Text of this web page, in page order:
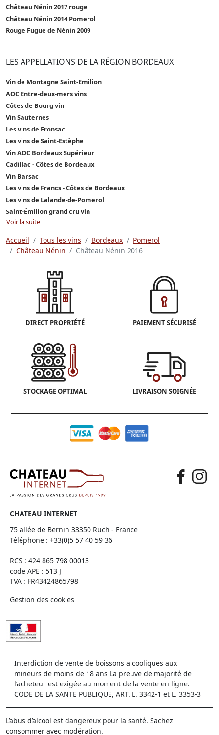
Château Nénin 2017 rouge
Château Nénin 2014 Pomerol
Rouge Fugue de Nénin 2009
LES APPELLATIONS DE LA RÉGION BORDEAUX
Vin de Montagne Saint-Émilion
AOC Entre-deux-mers vins
Côtes de Bourg vin
Vin Sauternes
Les vins de Fronsac
Les vins de Saint-Estèphe
Vin AOC Bordeaux Supérieur
Cadillac - Côtes de Bordeaux
Vin Barsac
Les vins de Francs - Côtes de Bordeaux
Les vins de Lalande-de-Pomerol
Saint-Émilion grand cru vin
Voir la suite
Accueil Tous les vins Bordeaux
Pomerol
Château Nénin
Château Nénin 2016
DIRECT PROPRIÉTÉ PAIEMENT SÉCURISÉ
STOCKAGE OPTIMAL LIVRAISON SOIGNÉE
CHATEAU INTERNET
75 allée de Bernin 33350 Ruch - France
Téléphone : +33(0)5 57 40 59 36
-
RCS : 424 865 798 00013
code APE : 513 J
TVA : FR43424865798
Gestion des cookies
Interdiction de vente de boissons alcooliques aux
mineurs de moins de 18 ans La preuve de majorité de
l’acheteur est exigée au moment de la vente en ligne.
CODE DE LA SANTE PUBLIQUE, ART. L. 3342-1 et L. 3353-3
L’abus d’alcool est dangereux pour la santé. Sachez
consommer avec modération.